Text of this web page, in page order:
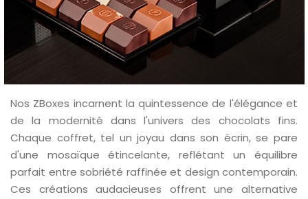
Nos ZBoxes incarnent la quintessence de l'élégance et
de la modernité dans l'univers des chocolats fins.
Chaque coffret, tel un joyau dans son écrin, se pare
d'une mosaïque étincelante, reflétant un équilibre
parfait entre sobriété raffinée et design contemporain.
Ces créations audacieuses offrent une alternative